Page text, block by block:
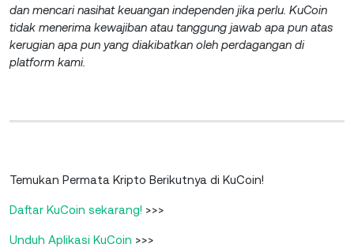
dan mencari nasihat keuangan independen jika perlu. KuCoin
tidak menerima kewajiban atau tanggung jawab apa pun atas
kerugian apa pun yang diakibatkan oleh perdagangan di
platform kami.
Temukan Permata Kripto Berikutnya di KuCoin!
Daftar KuCoin sekarang! >>>
Unduh Aplikasi KuCoin >>>